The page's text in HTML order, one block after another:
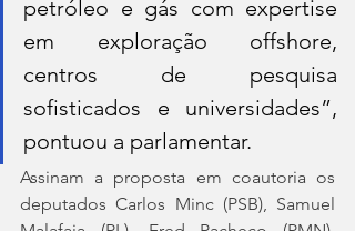
petróleo e gás com expertise
em exploração offshore,
centros de pesquisa
sofisticados e universidades”,
pontuou a parlamentar.
Assinam a proposta em coautoria os
deputados Carlos Minc (PSB), Samuel